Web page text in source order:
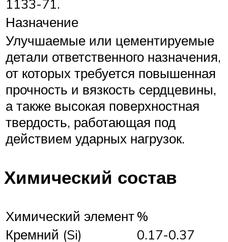
1133-71.
Назначение
Улучшаемые или цементируемые
детали ответственного назначения,
от которых требуется повышенная
прочность и вязкость сердцевины,
а также высокая поверхностная
твердость, работающая под
действием ударных нагрузок.
Химический состав
Химический элемент%
Кремний (Si)
0.17-0.37